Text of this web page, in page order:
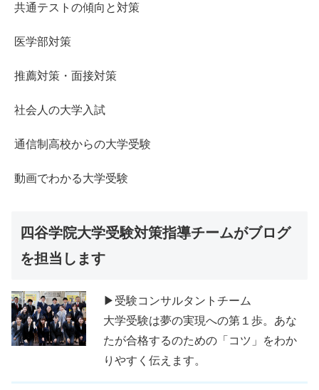
共通テストの傾向と対策
医学部対策
推薦対策・面接対策
社会人の大学入試
通信制高校からの大学受験
動画でわかる大学受験
四谷学院大学受験対策指導チームがブログ
を担当します
▶受験コンサルタントチーム
大学受験は夢の実現への第１歩。あな
たが合格するのための「コツ」をわか
りやすく伝えます。